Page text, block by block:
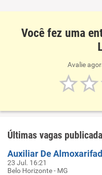
Você fez uma
Avalie
Últimas vagas
Auxiliar De
23 Jul. 16:21
Belo Horizonte - MG